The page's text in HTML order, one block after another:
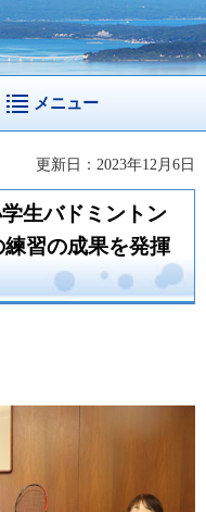
メニュー
更新日：2023年12月6日
生バドミントン
習の成果を発揮